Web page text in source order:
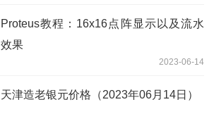
Proteus教程：16x16点阵显示以及流水
效果
2023-06-14
天津造老银元价格（2023年06月14日）